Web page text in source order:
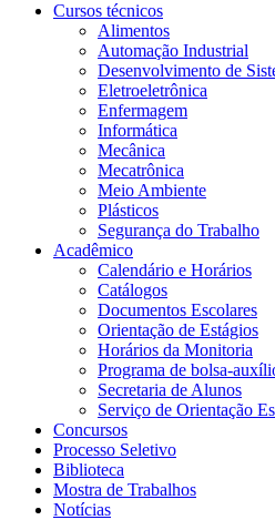
Cursos técnicos
Alimentos
Automação Industrial
Desenvolvimento de
Eletroeletrônica
Enfermagem
Informática
Mecânica
Mecatrônica
Meio Ambiente
Plásticos
Segurança do Trabalho
Acadêmico
Calendário e Horários
Catálogos
Documentos Escolares
Orientação de Estágios
Horários da Monitoria
Programa de bolsa-
Secretaria de Alunos
Serviço de Orientação
Concursos
Processo Seletivo
Biblioteca
Mostra de Trabalhos
Notícias